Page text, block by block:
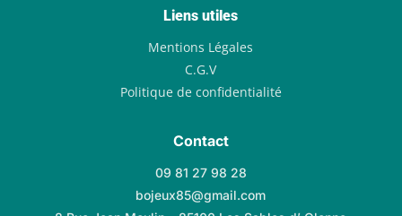
Liens utiles
Mentions Légales
C.G.V
Politique de confidentialité
Contact
09 81 27 98 28
bojeux85@gmail.com